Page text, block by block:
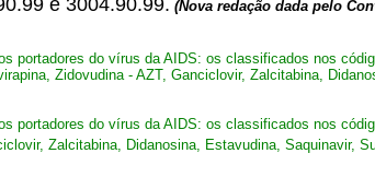
e 3004.90.99. (Nova redação dada pelo
portadores do vírus da AIDS: os classificados nos
Zidovudina - AZT, Ganciclovir, Zalcitabina,
portadores do vírus da AIDS: os classificados nos
Zalcitabina, Didanosina, Estavudina, Saquinavir,